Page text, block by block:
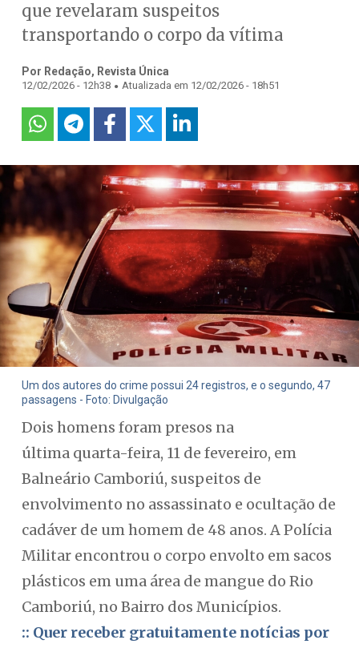
que revelaram suspeitos
transportando o corpo da vítima
Por Redação, Revista Única
12/02/2026 - 12h38 . Atualizada em 12/02/2026 - 18h51
Um dos autores do crime possui 24 registros, e o segundo, 47
passagens - Foto: Divulgação
Dois homens foram presos na
última quarta-feira, 11 de fevereiro, em
Balneário Camboriú, suspeitos de
envolvimento no assassinato e ocultação de
cadáver de um homem de 48 anos. A Polícia
Militar encontrou o corpo envolto em sacos
plásticos em uma área de mangue do Rio
Camboriú, no Bairro dos Municípios.
:: Quer receber gratuitamente notícias por